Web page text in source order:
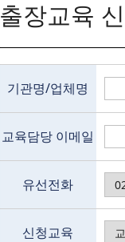
출장교육
기관명/업체명
교육담당 이메일
유선전화
신청교육